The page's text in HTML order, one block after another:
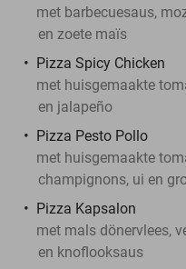
met barbecuesaus,
en zoete maïs
Pizza Spicy Chicken
met huisgemaakte
en jalapeño
Pizza Pesto Pollo
met huisgemaakte
champignons, ui en
Pizza Kapsalon
met mals döner­vlees,
en knoflooksaus